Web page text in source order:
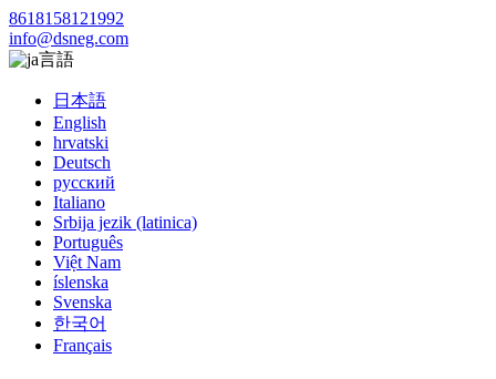
8618158121992
info@dsneg.com
言語
日本語
English
hrvatski
Deutsch
русский
Italiano
Srbija jezik (latinica)
Português
Việt Nam
íslenska
Svenska
한국어
Français